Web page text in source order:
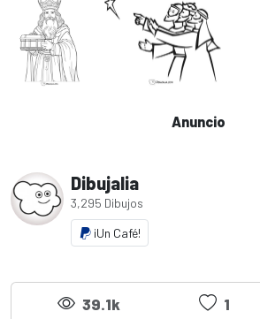
Anuncio
Dibujalia
3,295 Dibujos
¡Un Café!
39.1k 1